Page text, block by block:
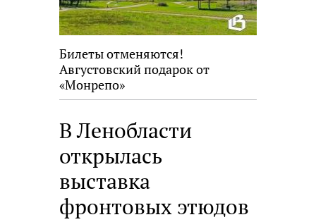
Билеты отменяются!
Августовский подарок от
«Монрепо»
В Ленобласти
открылась
выставка
фронтовых этюдов